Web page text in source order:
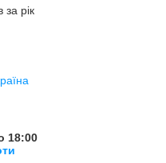
за рік
18:00